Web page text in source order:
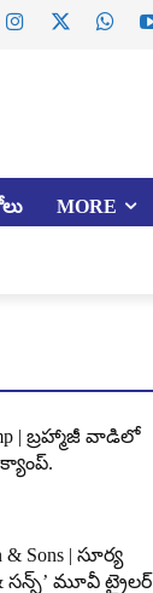
MORE
| బ్రహ్మాజీ వాడిలో
& Sons | సూర్య
సన్స్’ మూవీ ట్రైలర్